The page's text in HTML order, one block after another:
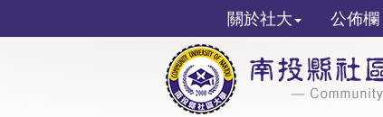
關於社大 公佈欄